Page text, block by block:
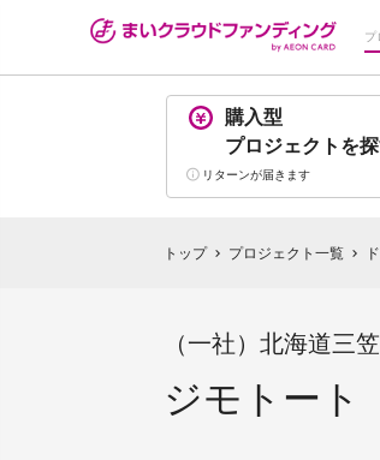
購入型
プロジェクト を
リターンが届きます
トップ chevron_right プロジェクト一覧 chevron_right
（一社）北海道三
ジモトート